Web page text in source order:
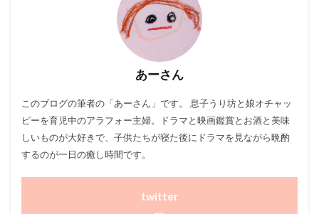
あーさん
このブログの筆者の「あーさん」です。 息子うり坊と娘オチャッ
ピーを育児中のアラフォー主婦。ドラマと映画鑑賞とお酒と美味
しいものが大好きで、子供たちが寝た後にドラマを見ながら晩酌
するのが一日の癒し時間です。
twitter